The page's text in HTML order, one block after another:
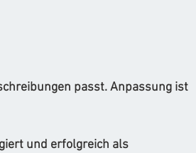
passt. Anpassung ist
und erfolgreich als